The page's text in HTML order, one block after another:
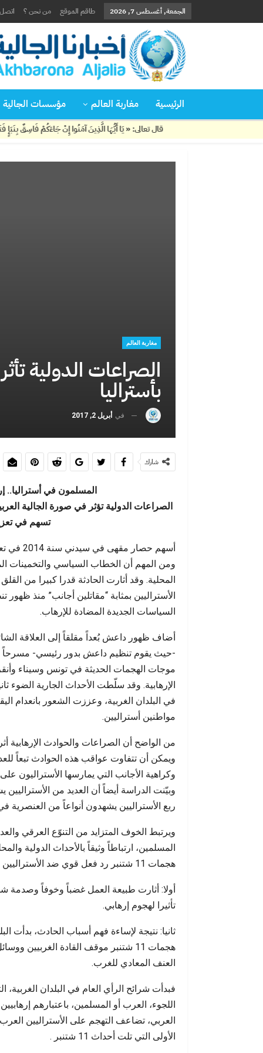
الجمعة, أغسطس 7, 2026 طاقم الموقع من نحن ؟ اتصل
الرئيسية مغاربة العالم مؤسسات الجالية
قال تعالى: « يَا أَيُّهَا الَّذِينَ آمَنُوا إِنْ جَاءَكُمْ فَاسِقٌ بِنَبَإٍ فَتَبَيَّنُوا
مغاربة العالم
الصراعات الدولية
بأستراليا
في أبريل 2, 2017
شارك
المسلمون في
الصراعات الدولية تؤثر في صورة الجالية
تسهم في
أسهم
ومن المهم أن الخطاب السياسي والتخمينات
المحلية. وقد أثارت الحادثة قدرا كبيرا من
الأستراليين بمثابة “مقاتلين أجانب” منذ
السياسات الجديدة المضادة للإرهاب.
أضاف ظهور داعش بُعداً مقلقاً إلى العلاقة
-حيث يقوم تنظيم داعش بدور رئيسي- مسرحاً
موجات الهجمات الحديثة في تونس وسيناء
الإرهابية. وقد سلّطت الأحداث الجارية الضوء
في البلدان الغربية، وعززت الشعور بانعدام
مواطنين أستراليين.
من الواضح أن الصراعات والحوادث
وكراهية الأجانب التي يمارسها الأستراليون
وبيّنت الدراسة أيضاً أن العديد من
ربع الأستراليين يشهدون أنواعاً من العنصرية
ويرتبط الخوف المتزايد من التنوّع العرقي
المسلمين، ارتباطاً وثيقاً بالأحداث الدولية
هجمات 11 شتنبر رد فعل قوي ضد الأستراليين العرب والمسلمين لأسباب عدة.
أولا: أثارت طبيعة العمل غضباً وخوفاً وصدمة
تأثيرا لهجوم إرهابي.
ثانيا: نتيجة لإساءة فهم أسباب الحادث، بدأت
هجمات 11 شتنبر موقف القادة
العنف المعادي للغرب.
فبدأت شرائح الرأي العام في البلدان الغربية،
اللجوء، العرب أو المسلمين، باعتبارهم
العربي، تضاعف التهجم على الأستراليين
الأولى التي تلت أحداث 11 شتنبر .
عبد الإله